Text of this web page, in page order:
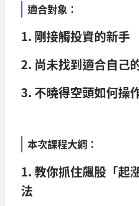
適合對象：
1. 剛接觸投資的新手
2. 尚未找到適合自己
3. 不曉得空頭如何操
本次課程大綱：
1. 教你抓住飆股「起
法